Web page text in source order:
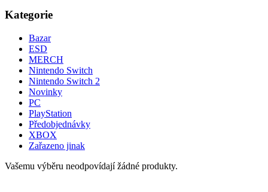
Kategorie
Bazar
ESD
MERCH
Nintendo Switch
Nintendo Switch 2
Novinky
PC
PlayStation
Předobjednávky
XBOX
Zařazeno jinak
Vašemu výběru neodpovídají žádné produkty.